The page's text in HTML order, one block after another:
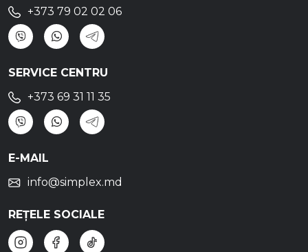
+373 79 02 02 06
SERVICE CENTRU
+373 69 31 11 35
E-MAIL
info@simplex.md
REȚELE SOCIALE